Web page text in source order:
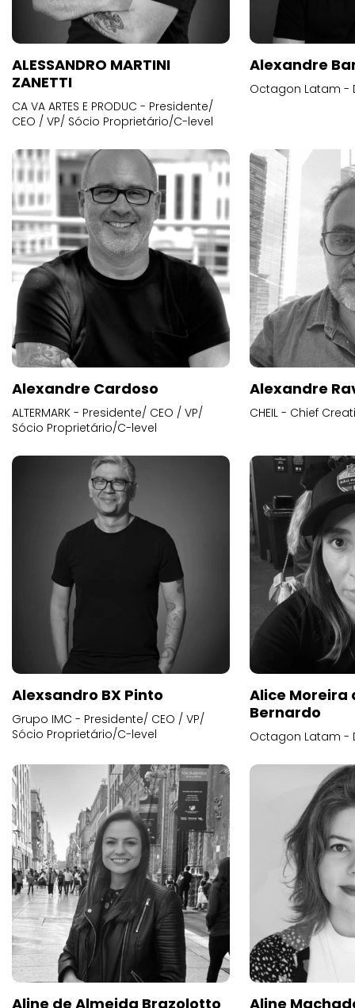
ALESSANDRO MARTINI
ZANETTI
CA VA ARTES E PRODUC - Presidente/
CEO / VP/ Sócio Proprietário/C-level
Alexandre
Octagon Latam -
Alexandre Cardoso
ALTERMARK - Presidente/ CEO / VP/
Sócio Proprietário/C-level
Alexandre
CHEIL - Chief
Alexsandro BX Pinto
Grupo IMC - Presidente/ CEO / VP/
Sócio Proprietário/C-level
Alice
Bernardo
Octagon Latam -
Aline de Almeida Brazolotto Aline